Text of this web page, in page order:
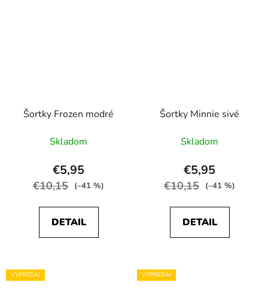
Šortky Frozen modré
Skladom
€5,95
€10,15 (–41 %)
DETAIL
Šortky Minnie sivé
Skladom
€5,95
€10,15 (–41 %)
DETAIL
VÝPREDAJ VÝPREDAJ